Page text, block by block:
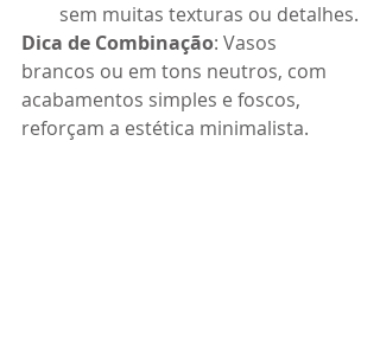
sem muitas texturas ou detalhes.
Dica de Combinação: Vasos
brancos ou em tons neutros, com
acabamentos simples e foscos,
reforçam a estética minimalista.